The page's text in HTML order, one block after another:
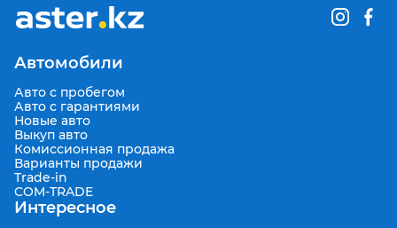
Автомобили
Авто с пробегом
Авто с гарантиями
Новые авто
Выкуп авто
Комиссионная продажа
Варианты продажи
Trade-in
COM-TRADE
Интересное